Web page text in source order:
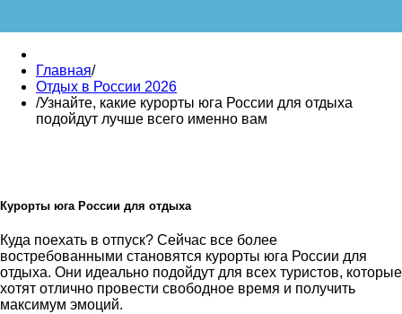
Главная/
Отдых в России 2026
/Узнайте, какие курорты юга России для отдыха
подойдут лучше всего именно вам
Курорты юга России для отдыха
Куда поехать в отпуск? Сейчас все более
востребованными становятся курорты юга России для
отдыха. Они идеально подойдут для всех туристов, которые
хотят отлично провести свободное время и получить
максимум эмоций.